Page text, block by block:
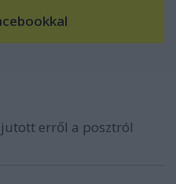
erről a posztról